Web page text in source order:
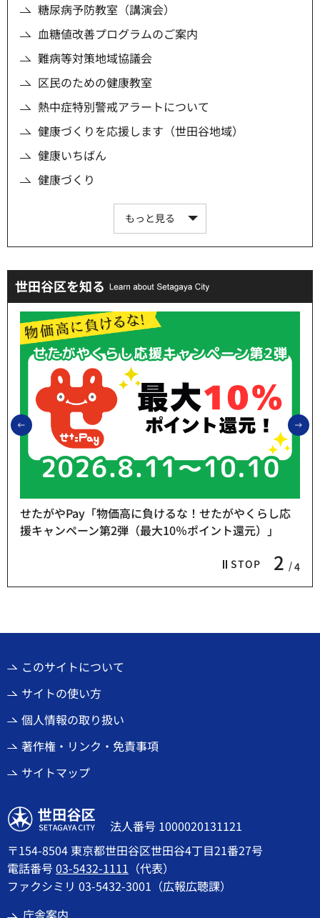
糖尿病予防教室（講演会）
血糖値改善プログラムのご案内
難病等対策地域協議会
区民のための健康教室
熱中症特別警戒アラートについて
健康づくりを応援します（世田谷地域）
健康いちばん
健康づくり
もっと見る
世田谷区を知る
前のスライドを表示
STOP 2 4
せたがやPay「物価高に負けるな！せたがやくらし応
援キャンペーン第2弾（最大10％ポイント還元）」
このサイトについて
サイトの使い方
個人情報の取り扱い
著作権・リンク・免責事項
サイトマップ
世田谷区
法人番号 1000020131121
〒154-8504 東京都世田谷区世田谷4丁目21番27号
電話番号03-5432-1111 （代表）
ファクシミリ 03-5432-3001（広報広聴課）